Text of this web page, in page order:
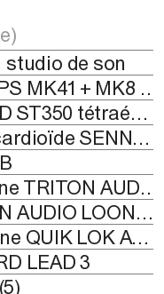
de son
Microphone M/S SCHOEPS MK41 + MK8 (la paire)
Microphone SOUNDFIELD ST350 tétraédrique, Ambisonic
Microphone dynamique cardioïde SENNHEISER E835 (2), E935 (2) et E602
Preamp microphone in-line TRITON AUDIO FetHead
Perche en carbonne LOON AUDIO LOONBOOM 12'
Large boom de microphone QUIK LOK A50 (1)
LEAD 3